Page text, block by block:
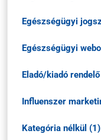
Egészségügyi
Egészségügyi
Eladó/kiadó
Influenszer
Kategória nélkül (1)